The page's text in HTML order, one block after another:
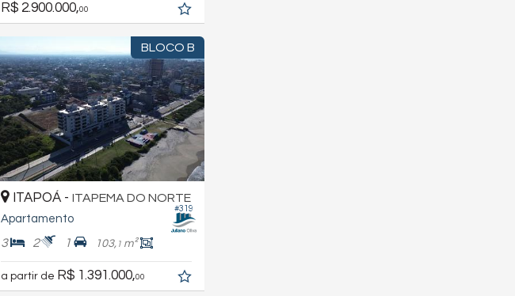
R$ 2.900.000,00
BLOCO B
#319
ITAPOÁ - ITAPEMA DO NORTE
Apartamento
3 2 1 103, 1 m²
a partir de R$ 1.391.000,00